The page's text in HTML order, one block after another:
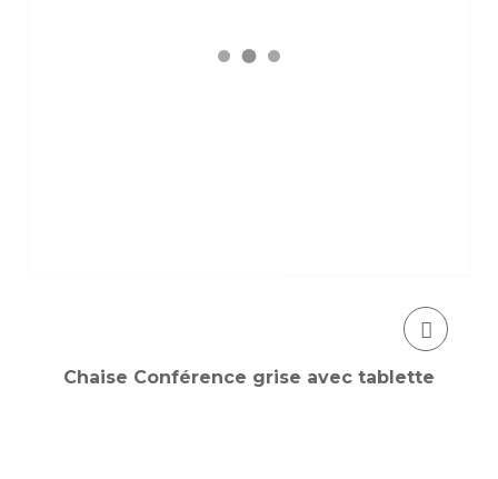
Chaise Conférence grise avec tablette